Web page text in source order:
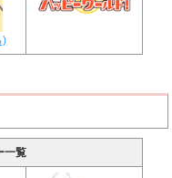
)
一覧